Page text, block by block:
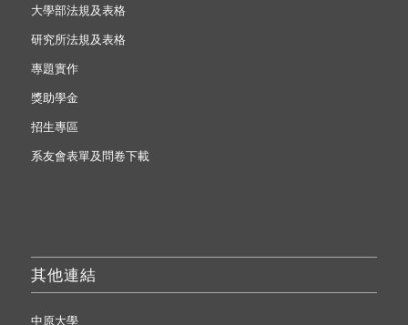
大學部法規及表格
研究所法規及表格
專題實作
獎助學金
招生專區
系友會表單及問卷下載
其他連結
中原大學